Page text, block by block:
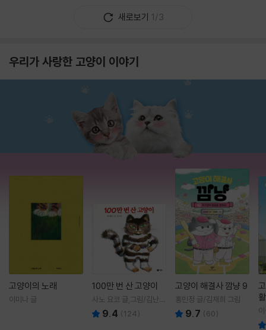
새로보기 1/3
우리가 사랑한 고양이 이야기
고양이의 노래
이미나 글
100만 번 산 고양이
사노 요코 글,그림/김난주
역 9.4 (124)
고양이 해결사 깜냥 9
홍민정 글/김재희 그림
9.7 (60)